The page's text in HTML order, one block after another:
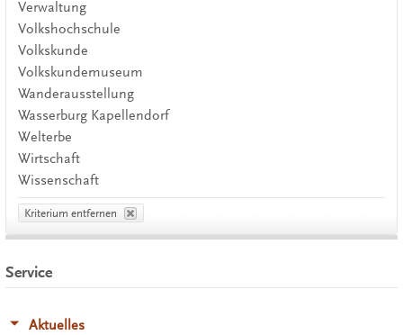
Verwaltung
Volkshochschule
Volkskunde
Volkskundemuseum
Wanderausstellung
Wasserburg Kapellendorf
Welterbe
Wirtschaft
Wissenschaft
Kriterium entfernen
Service
Aktuelles